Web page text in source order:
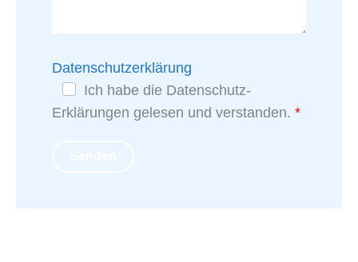
Datenschutzerklärung
Ich habe die Datenschutz-
Erklärungen gelesen und verstanden.